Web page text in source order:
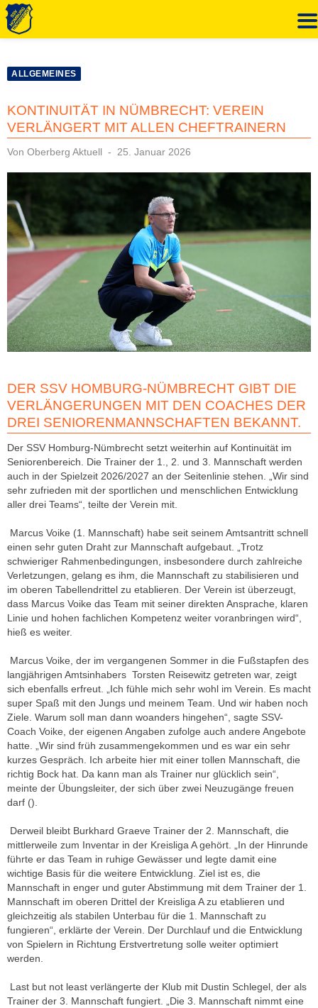
Inhalt
ALLGEMEINES
KONTINUITÄT IN NÜMBRECHT: VEREIN
VERLÄNGERT MIT ALLEN CHEFTRAINERN
Von Oberberg Aktuell
Veröffentlicht
25. Januar 2026
DER SSV HOMBURG-NÜMBRECHT GIBT DIE
VERLÄNGERUNGEN MIT DEN COACHES DER
DREI SENIORENMANNSCHAFTEN BEKANNT.
Der SSV Homburg-Nümbrecht setzt weiterhin auf Kontinuität im
Seniorenbereich. Die Trainer der 1., 2. und 3. Mannschaft werden
auch in der Spielzeit 2026/2027 an der Seitenlinie stehen. „Wir sind
sehr zufrieden mit der sportlichen und menschlichen Entwicklung
aller drei Teams“, teilte der Verein mit.
Marcus Voike (1. Mannschaft) habe seit seinem Amtsantritt schnell
einen sehr guten Draht zur Mannschaft aufgebaut. „Trotz
schwieriger Rahmenbedingungen, insbesondere durch zahlreiche
Verletzungen, gelang es ihm, die Mannschaft zu stabilisieren und
im oberen Tabellendrittel zu etablieren. Der Verein ist überzeugt,
dass Marcus Voike das Team mit seiner direkten Ansprache, klaren
Linie und hohen fachlichen Kompetenz weiter voranbringen wird“,
hieß es weiter.
Marcus Voike, der im vergangenen Sommer in die Fußstapfen des
langjährigen Amtsinhabers Torsten Reisewitz getreten war, zeigt
sich ebenfalls erfreut. „Ich fühle mich sehr wohl im Verein. Es macht
super Spaß mit den Jungs und meinem Team. Und wir haben noch
Ziele. Warum soll man dann woanders hingehen“, sagte SSV-
Coach Voike, der eigenen Angaben zufolge auch andere Angebote
hatte. „Wir sind früh zusammengekommen und es war ein sehr
kurzes Gespräch. Ich arbeite hier mit einer tollen Mannschaft, die
richtig Bock hat. Da kann man als Trainer nur glücklich sein“,
meinte der Übungsleiter, der sich über zwei Neuzugänge freuen
darf ().
Derweil bleibt Burkhard Graeve Trainer der 2. Mannschaft, die
mittlerweile zum Inventar in der Kreisliga A gehört. „In der Hinrunde
führte er das Team in ruhige Gewässer und legte damit eine
wichtige Basis für die weitere Entwicklung. Ziel ist es, die
Mannschaft in enger und guter Abstimmung mit dem Trainer der 1.
Mannschaft im oberen Drittel der Kreisliga A zu etablieren und
gleichzeitig als stabilen Unterbau für die 1. Mannschaft zu
fungieren“, erklärte der Verein. Der Durchlauf und die Entwicklung
von Spielern in Richtung Erstvertretung solle weiter optimiert
werden.
Last but not least verlängerte der Klub mit Dustin Schlegel, der als
Trainer der 3. Mannschaft fungiert. „Die 3. Mannschaft nimmt eine